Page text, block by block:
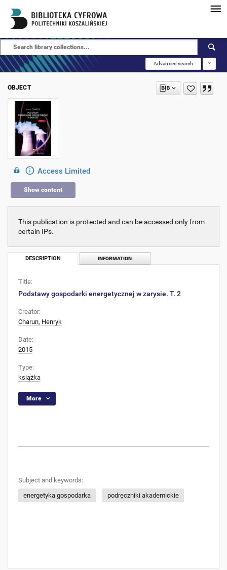
Advanced search ?
OBJECT
Access Limited
Show content
This publication is protected and can be accessed only from
certain IPs.
DESCRIPTION INFORMATION
Title:
Podstawy gospodarki energetycznej w zarysie. T. 2
Creator:
Charun, Henryk
Date:
2015
Type:
książka
More
Subject and keywords:
energetyka gospodarka
podręczniki akademickie